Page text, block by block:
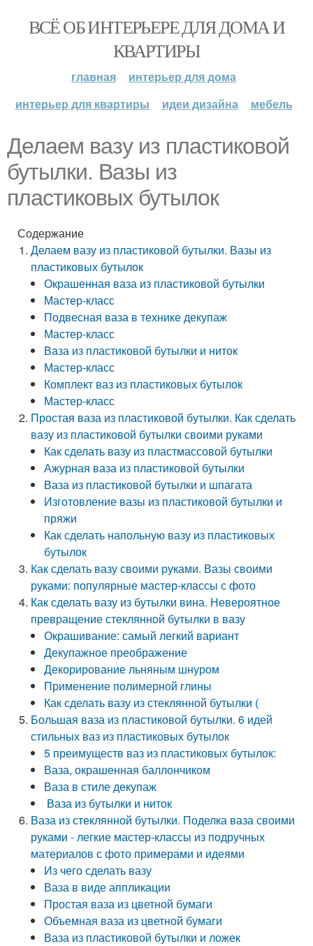
ВСЁ ОБ ИНТЕРЬЕРЕ ДЛЯ ДОМА И
КВАРТИРЫ
главная
интерьер для дома
интерьер для квартиры
идеи дизайна мебель
Делаем вазу из пластиковой
бутылки. Вазы из
пластиковых бутылок
Содержание
Делаем вазу из пластиковой бутылки. Вазы из
пластиковых бутылок
Окрашенная ваза из пластиковой бутылки
Мастер-класс
Подвесная ваза в технике декупаж
Мастер-класс
Ваза из пластиковой бутылки и ниток
Мастер-класс
Комплект ваз из пластиковых бутылок
Мастер-класс
Простая ваза из пластиковой бутылки. Как сделать
вазу из пластиковой бутылки своими руками
Как сделать вазу из пластмассовой бутылки
Ажурная ваза из пластиковой бутылки
Ваза из пластиковой бутылки и шпагата
Изготовление вазы из пластиковой бутылки и
пряжи
Как сделать напольную вазу из пластиковых
бутылок
Как сделать вазу своими руками. Вазы своими
руками: популярные мастер-классы с фото
Как сделать вазу из бутылки вина. Невероятное
превращение стеклянной бутылки в вазу
Окрашивание: самый легкий вариант
Декупажное преображение
Декорирование льняным шнуром
Применение полимерной глины
Как сделать вазу из стеклянной бутылки (
Большая ваза из пластиковой бутылки. 6 идей
стильных ваз из пластиковых бутылок
5 преимуществ ваз из пластиковых бутылок:
Ваза, окрашенная баллончиком
Ваза в стиле декупаж
Ваза из бутылки и ниток
Ваза из стеклянной бутылки. Поделка ваза своими
руками - легкие мастер-классы из подручных
материалов с фото примерами и идеями
Из чего сделать вазу
Ваза в виде аппликации
Простая ваза из цветной бумаги
Объемная ваза из цветной бумаги
Ваза из пластиковой бутылки и ложек